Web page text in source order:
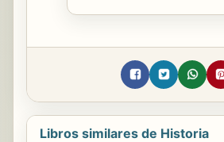
Libros similares de Historia